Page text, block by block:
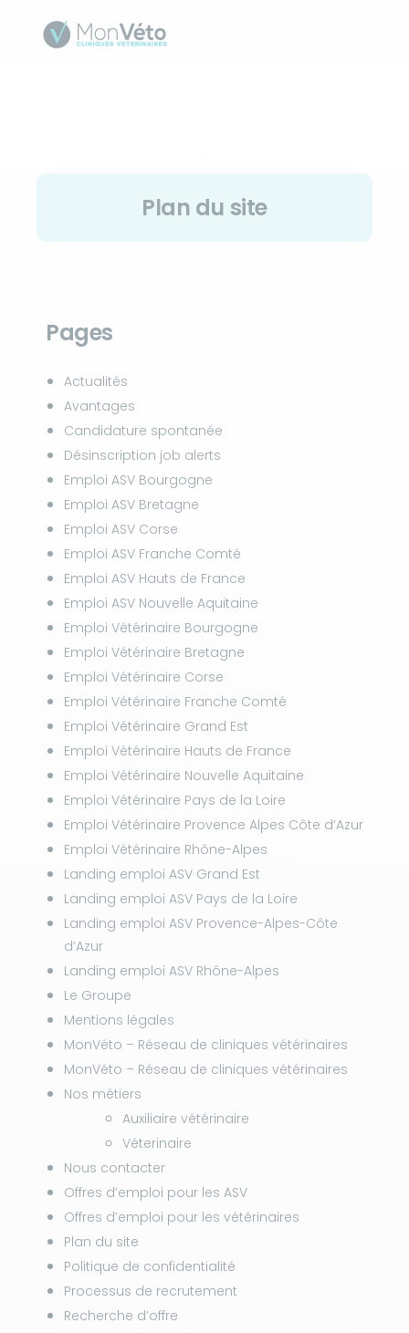
Plan du site
Pages
Actualités
Avantages
Candidature spontanée
Désinscription job alerts
Emploi ASV Bourgogne
Emploi ASV Bretagne
Emploi ASV Corse
Emploi ASV Franche Comté
Emploi ASV Hauts de France
Emploi ASV Nouvelle Aquitaine
Emploi Vétérinaire Bourgogne
Emploi Vétérinaire Bretagne
Emploi Vétérinaire Corse
Emploi Vétérinaire Franche Comté
Emploi Vétérinaire Grand Est
Emploi Vétérinaire Hauts de France
Emploi Vétérinaire Nouvelle Aquitaine
Emploi Vétérinaire Pays de la Loire
Emploi Vétérinaire Provence Alpes Côte d’Azur
Emploi Vétérinaire Rhône-Alpes
Landing emploi ASV Grand Est
Landing emploi ASV Pays de la Loire
Landing emploi ASV Provence-Alpes-Côte
d’Azur
Landing emploi ASV Rhône-Alpes
Le Groupe
Mentions légales
MonVéto – Réseau de cliniques vétérinaires
MonVéto – Réseau de cliniques vétérinaires
Nos métiers
Auxiliaire vétérinaire
Véterinaire
Nous contacter
Offres d’emploi pour les ASV
Offres d’emploi pour les vétérinaires
Plan du site
Politique de confidentialité
Processus de recrutement
Recherche d’offre